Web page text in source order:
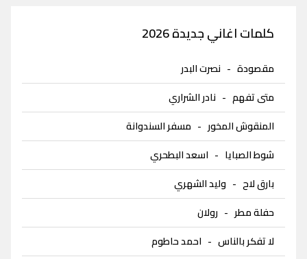
كلمات اغاني جديدة 2026
مقصودة - نصرت البدر
متى تفهم - نادر الشراري
المنقوش المخور - مسفر السندوانة
شوط الصبايا - اسعد البطحري
بارق لاح - وليد الشهري
حفلة مطر - رولان
لا تفكر بالناس - احمد حاطوم